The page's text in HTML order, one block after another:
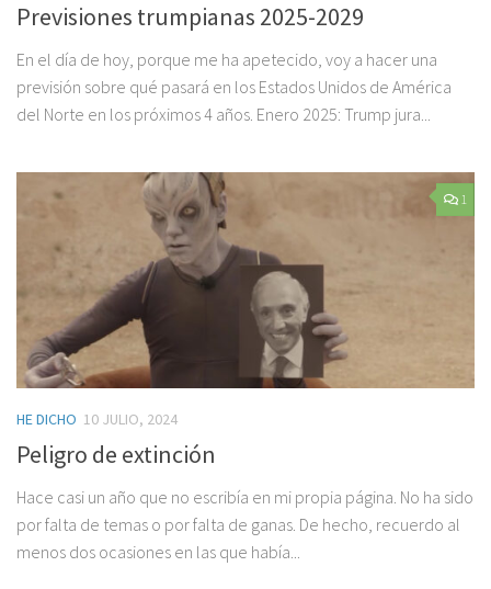
Previsiones trumpianas 2025-2029
En el día de hoy, porque me ha apetecido, voy a hacer una
previsión sobre qué pasará en los Estados Unidos de América
del Norte en los próximos 4 años. Enero 2025: Trump jura...
1
HE DICHO 10 JULIO, 2024
Peligro de extinción
Hace casi un año que no escribía en mi propia página. No ha sido
por falta de temas o por falta de ganas. De hecho, recuerdo al
menos dos ocasiones en las que había...